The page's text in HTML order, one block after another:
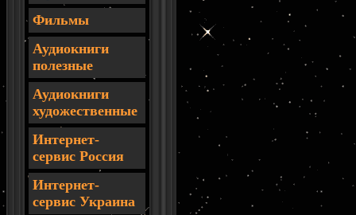
Фильмы
Аудиокниги
полезные
Аудиокниги
художественные
Интернет-
сервис Россия
Интернет-
сервис Украина